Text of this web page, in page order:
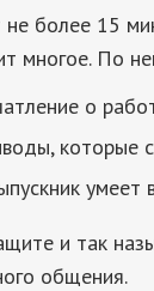
не более 15
многое. По
о
которые
умеет
и так
общения.